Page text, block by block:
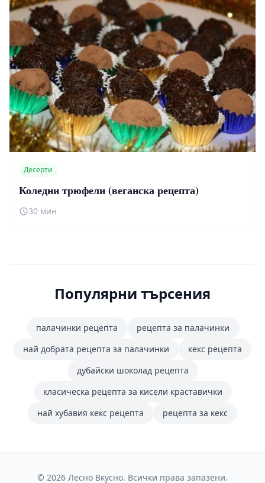
Десерти
Коледни трюфели (веганска рецепта)
30 мин
Популярни търсения
палачинки рецепта
рецепта за палачинки
най добрата рецепта за палачинки
кекс рецепта
дубайски шоколад рецепта
класическа рецепта за кисели краставички
най хубавия кекс рецепта
рецепта за кекс
© 2026 Лесно Вкусно. Всички права запазени.